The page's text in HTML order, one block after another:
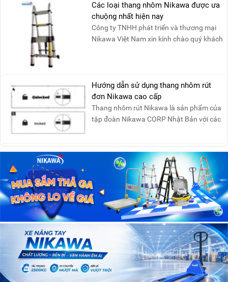
Các loại thang nhôm Nikawa được ưa
chuộng nhất hiện nay
Công ty TNHH phát triển và thương mại
Nikawa Việt Nam xin kính chào quý khách
Hướng dẫn sử dụng thang nhôm rút
đơn Nikawa cao cấp
Thang nhôm rút Nikawa là sản phẩm của
tập đoàn Nikawa CORP Nhật Bản với các